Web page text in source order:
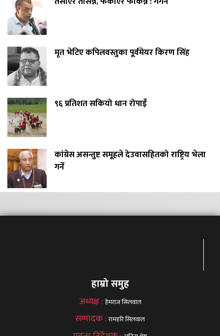
मृत भेटिए कपिलवस्तुका पूर्वमेयर किरण सिंह
९६ प्रतिशत सकियो धान रोपाइँ
कांग्रेस असन्तुष्ट समूहले देउवासहितको राष्ट्रिय भेला
गर्ने
हाम्रो समुह
अध्यक्ष : हेमराज सिलवाल
सम्पादक :रामहरि सिलवाल